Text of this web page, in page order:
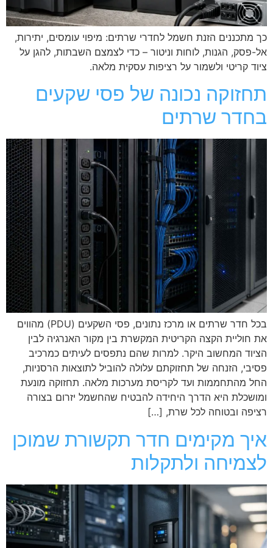
כך מתכננים הזנת חשמל לחדרי שרתים: מיפוי עומסים, יתירות,
אל-פסק, הגנות, לוחות וניטור – כדי לצמצם השבתות, להגן על
ציוד קריטי ולשמור על רציפות עסקית מלאה.
תחזוקה נכונה של פסי שקעים
בחדר שרתים
בכל חדר שרתים או מרכז נתונים, פסי השקעים (PDU) מהווים
את חוליית הקצה הקריטית המקשרת בין מקור האנרגיה לבין
הציוד המחשוב היקר. למרות שהם נתפסים לעיתים כמרכיב
פסיבי, הזנחה של תחזוקתם עלולה להוביל לתוצאות הרסניות,
החל מהתחממות ועד לקריסת מערכות מלאה. תחזוקה מונעת
ומושכלת היא הדרך היחידה להבטיח שהחשמל יזרום בצורה
רציפה ובטוחה לכל שרת, […]
איך מקימים חדר תקשורת שמוכן
לצמיחה ולתקלות